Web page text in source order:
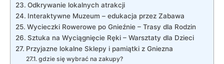
Odkrywanie‍ lokalnych atrakcji
Interaktywne⁢ Muzeum – edukacja przez Zabawa
Wycieczki⁢ Rowerowe po Gnieźnie⁣ – Trasy‌ dla Rodzin
Sztuka ‌na Wyciągnięcie ‍Ręki – Warsztaty dla‍ Dzieci
Przyjazne ‌lokalne Sklepy i pamiątki z Gniezna
gdzie się wybrać na zakupy?